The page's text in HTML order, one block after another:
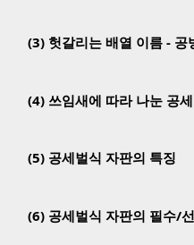
(3) 헛갈리는 배열 이름 -
(4) 쓰임새에 따라 나눈 공
(5) 공세벌식 자판의 특징
(6) 공세벌식 자판의 필수/